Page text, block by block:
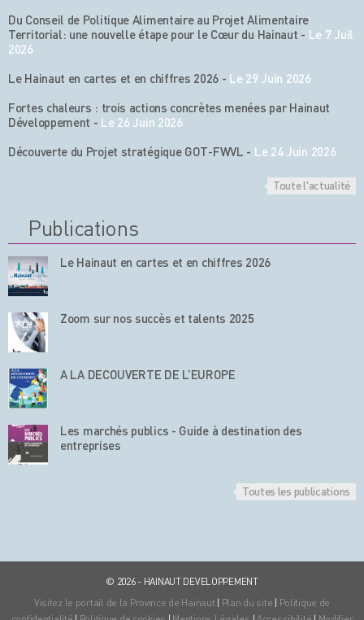
Du Conseil de Politique Alimentaire au Projet Alimentaire
Territorial: une nouvelle étape pour le Cœur du Hainaut - Le 7 Juil
2026
Le Hainaut en cartes et en chiffres 2026 - Le 29 Juin 2026
Fortes chaleurs : trois actions concrètes menées par Hainaut
Développement - Le 26 Juin 2026
Découverte du Projet stratégique GOT-FWVL - Le 24 Juin 2026
Toute l'actualité
Publications
Le Hainaut en cartes et en chiffres 2026
Zoom sur nos succès et talents 2025
A LA DECOUVERTE DE L’EUROPE
Les marchés publics - Guide à destination des
entreprises
Toutes les publications
© 2026 - HAINAUT DEVELOPPEMENT
Visitez le portail de la Province de Hainaut | Plan du site | Politique de